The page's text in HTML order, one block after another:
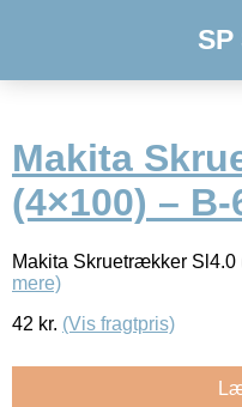
Makita
(4×100) – B-
Makita Skruetrækker
mere)
42 kr. (Vis fragtpris)